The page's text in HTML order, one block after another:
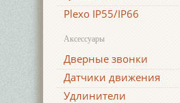
Plexo IP55/IP66
Аксессуары
Дверные звонки
Датчики движения
Удлинители